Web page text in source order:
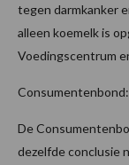
tegen darmkanker
alleen koemelk is
Voedingscentrum
De
dezelfde conclusie